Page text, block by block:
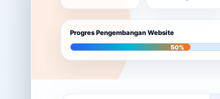
Progres Pengembangan Website
50%